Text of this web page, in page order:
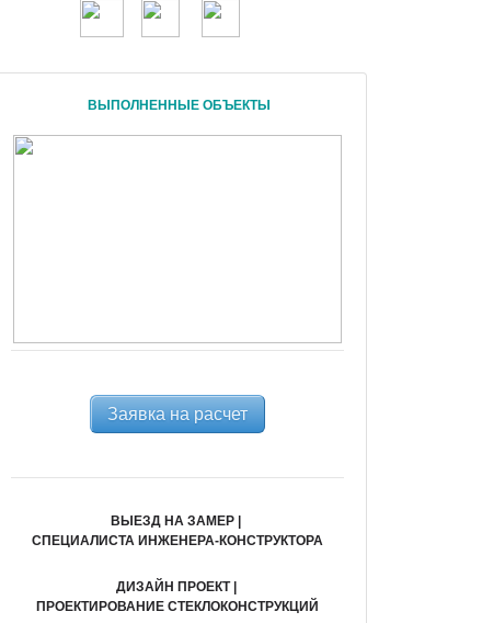
ВЫПОЛНЕННЫЕ ОБЪЕКТЫ
Заявка на расчет
ВЫЕЗД НА ЗАМЕР |
СПЕЦИАЛИСТА ИНЖЕНЕРА-КОНСТРУКТОРА
ДИЗАЙН ПРОЕКТ |
ПРОЕКТИРОВАНИЕ СТЕКЛОКОНСТРУКЦИЙ